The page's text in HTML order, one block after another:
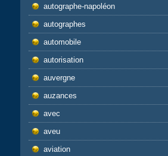
autographe-napoléon
autographes
automobile
autorisation
auvergne
auzances
avec
aveu
aviation